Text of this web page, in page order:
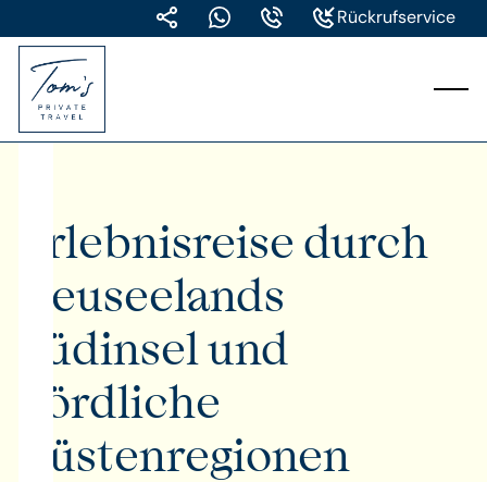
Rückrufservice
Erlebnisreise durch
Neuseelands
Südinsel und
nördliche
Küstenregionen